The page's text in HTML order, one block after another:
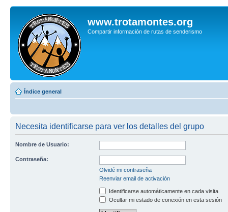
www.trotamontes.org
Compartir información de rutas de senderismo
Índice general
Necesita identificarse para ver los detalles del grupo
Nombre de Usuario:
Contraseña:
Olvidé mi contraseña
Reenviar email de activación
Identificarse automáticamente en cada visita
Ocultar mi estado de conexión en esta sesión